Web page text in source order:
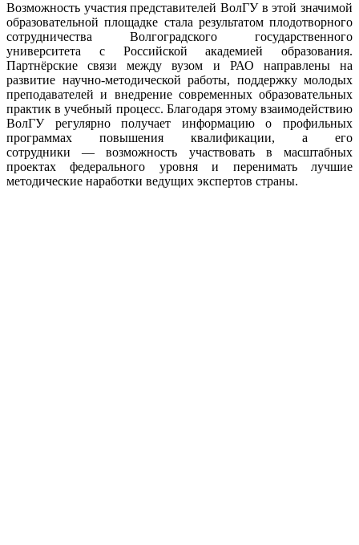
Возможность участия представителей ВолГУ в этой значимой
образовательной площадке стала результатом плодотворного
сотрудничества Волгоградского государственного
университета с Российской академией образования.
Партнёрские связи между вузом и РАО направлены на
развитие научно‑методической работы, поддержку молодых
преподавателей и внедрение современных образовательных
практик в учебный процесс. Благодаря этому взаимодействию
ВолГУ регулярно получает информацию о профильных
программах повышения квалификации, а его
сотрудники — возможность участвовать в масштабных
проектах федерального уровня и перенимать лучшие
методические наработки ведущих экспертов страны.